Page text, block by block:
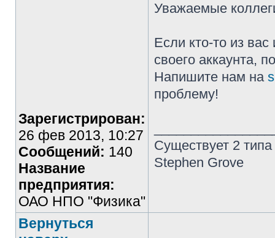
Зарегистрирован:
26 фев 2013, 10:27
Сообщений: 140
Название
предприятия:
ОАО НПО "Физика"
Уважаемые
Если кто-то из
своего аккаунта,
Напишите нам на
проблему!
Существует 2
Stephen Grove
Вернуться